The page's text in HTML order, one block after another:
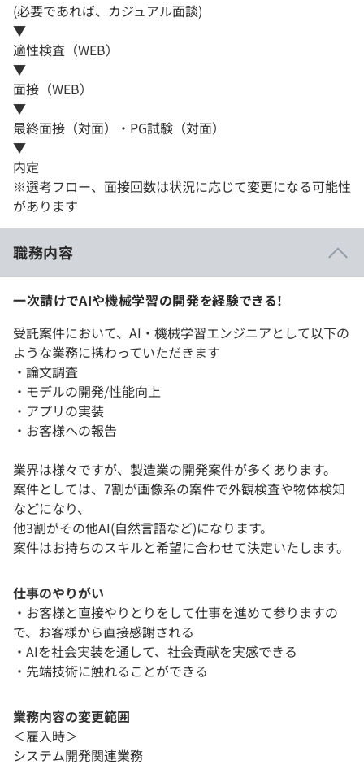
(必要であれば、カジュアル面談)
▼
適性検査（WEB）
▼
面接（WEB）
▼
最終面接（対面）・PG試験（対面）
▼
内定
※選考フロー、面接回数は状況に応じて変更になる可能性
があります
職務内容
一次請けでAIや機械学習の開発を経験できる！
受託案件において、AI・機械学習エンジニアとして以下の
ような業務に携わっていただきます
・論文調査
・モデルの開発/性能向上
・アプリの実装
・お客様への報告
業界は様々ですが、製造業の開発案件が多くあります。
案件としては、7割が画像系の案件で外観検査や物体検知
などになり、
他3割がその他AI(自然言語など)になります。
案件はお持ちのスキルと希望に合わせて決定いたします。
仕事のやりがい
・お客様と直接やりとりをして仕事を進めて参りますの
で、お客様から直接感謝される
・AIを社会実装を通して、社会貢献を実感できる
・先端技術に触れることができる
業務内容の変更範囲
＜雇入時＞
システム開発関連業務